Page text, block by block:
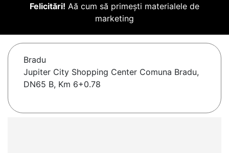
Felicitări! Aă cum să primești materialele de
marketing
Bradu
Jupiter City Shopping Center Comuna Bradu,
DN65 B, Km 6+0.78